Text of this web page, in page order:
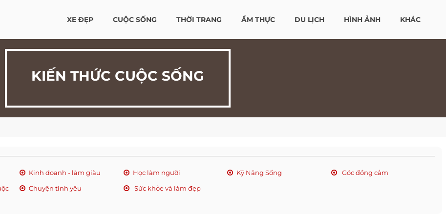
XE ĐẸP CUỘC SỐNG THỜI TRANG ẨM THỰC DU LỊCH HÌNH ẢNH KHÁC
KIẾN THỨC CUỘC SỐNG
Kinh doanh - làm giàu Học làm người Kỹ Năng Sống
Góc đồng cảm
Chuyện tình yêu Sức khỏe và làm đẹp